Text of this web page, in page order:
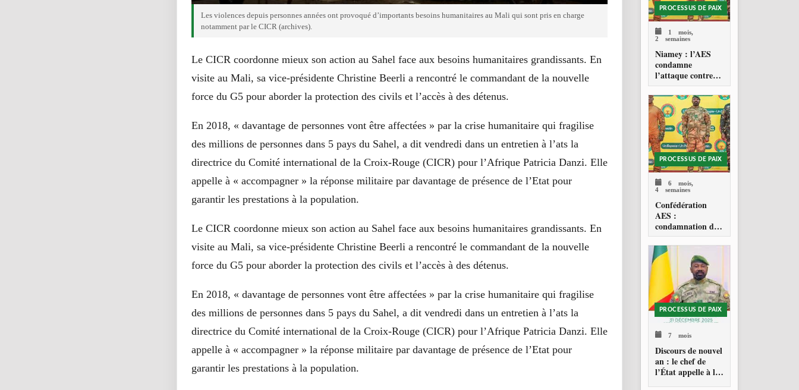
Les violences depuis personnes années ont provoqué d’importants besoins humanitaires au Mali qui sont pris en charge
notamment par le CICR (archives).
Le CICR coordonne mieux son action au Sahel face aux besoins humanitaires grandissants. En
visite au Mali, sa vice-présidente Christine Beerli a rencontré le commandant de la nouvelle
force du G5 pour aborder la protection des civils et l’accès à des détenus.
En 2018, « davantage de personnes vont être affectées » par la crise humanitaire qui fragilise
des millions de personnes dans 5 pays du Sahel, a dit vendredi dans un entretien à l’ats la
directrice du Comité international de la Croix-Rouge (CICR) pour l’Afrique Patricia Danzi. Elle
appelle à « accompagner » la réponse militaire par davantage de présence de l’Etat pour
garantir les prestations à la population.
Le CICR coordonne mieux son action au Sahel face aux besoins humanitaires grandissants. En
visite au Mali, sa vice-présidente Christine Beerli a rencontré le commandant de la nouvelle
force du G5 pour aborder la protection des civils et l’accès à des détenus.
En 2018, « davantage de personnes vont être affectées » par la crise humanitaire qui fragilise
des millions de personnes dans 5 pays du Sahel, a dit vendredi dans un entretien à l’ats la
directrice du Comité international de la Croix-Rouge (CICR) pour l’Afrique Patricia Danzi. Elle
appelle à « accompagner » la réponse militaire par davantage de présence de l’Etat pour
garantir les prestations à la population.
PROCESSUS DE PAIX
1 mois,
2 semaines
Niamey : l’AES
condamne
l’attaque contre
l’aéroport Diori
Hamani
PROCESSUS DE PAIX
6 mois,
4 semaines
Confédération
AES :
condamnation de
l’action militaire
américaine au
Venezuela
PROCESSUS DE PAIX
7 mois
Discours de nouvel
an : le chef de
l’État appelle à la